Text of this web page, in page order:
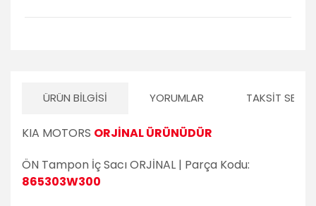
ÜRÜN BILGISI YORUMLAR TAKSIT
KIA MOTORS ORJİNAL ÜRÜNÜDÜR
ÖN Tampon İç Sacı ORJİNAL | Parça Kodu:
865303W300